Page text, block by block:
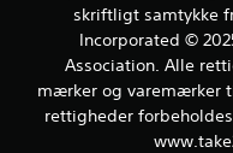
skriftligt samtykke
Incorporated ©
Association. Alle
mærker og varemærker
rettigheder